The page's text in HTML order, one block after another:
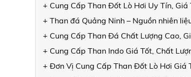
+ Cung Cấp Than Đốt Lò Hơi Uy Tín, Giá
+ Than đá Quảng Ninh – Nguồn nhiên
+ Cung Cấp Than Đá Chất Lượng Cao,
+ Cung Cấp Than Indo Giá Tốt, Chất
+ Đơn Vị Cung Cấp Than Đốt Lò Hơi Giá